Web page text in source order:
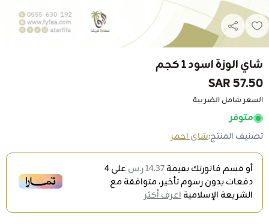
شاي الوزة اسود 1 كجم
57.50 SAR
السعر شامل الضريبة
متوفر
تصنيف المنتج:شاي احمر
أو قسم فاتورتك بقيمة14.37 ر.س على4
دفعات بدون رسوم تأخير، متوافقة مع
الشريعة الإسلاميةاعرف أكثر